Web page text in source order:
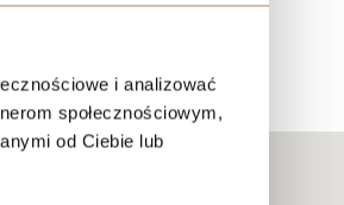
i analizować
społecznościowym,
od Ciebie lub